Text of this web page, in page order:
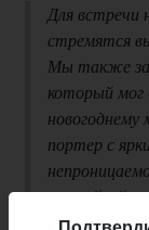
Для встречи
стремятся
Мы также
который
портер с
нестойкий